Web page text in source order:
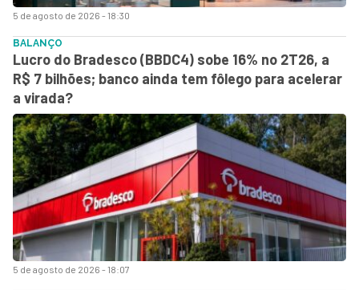
5 de agosto de 2026 - 18:30
5 de agosto de 2026 - 18:07
BALANÇO
Lucro do Bradesco (BBDC4) sobe 16% no 2T26, a
R$ 7 bilhões; banco ainda tem fôlego para acelerar
a virada?